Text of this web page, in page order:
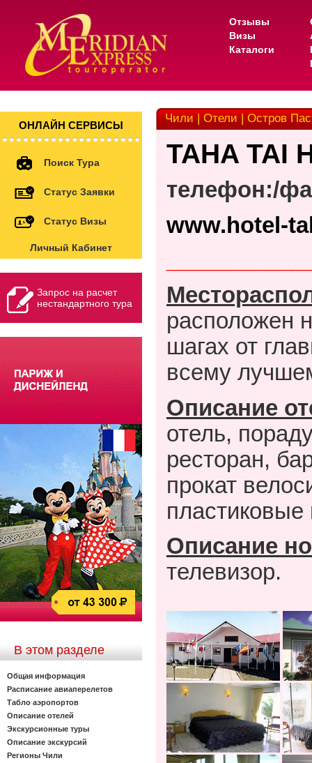
Отзывы
Визы
Каталоги
ОНЛАЙН СЕРВИСЫ
Поиск Тура
Статус Заявки
Статус Визы
Личный Кабинет
Запрос на расчет
нестандартного тура
В этом разделе
Общая информация
Расписание авиаперелетов
Табло аэропортов
Описание отелей
Экскурсионные туры
Описание экскурсий
Регионы Чили
Чили | Отели | Остров
TAHA TAI
телефон:/
www.hotel-
расположен
шагах от
всему
Описание
отель,
ресторан,
прокат
Описание
телевизор.